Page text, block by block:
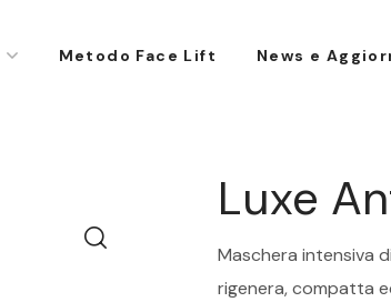
Metodo Face Lift News e
Luxe
Maschera intensiva
rigenera, compatta